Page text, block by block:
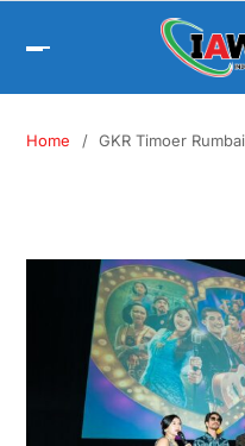
Home GKR Timoer Rumbai